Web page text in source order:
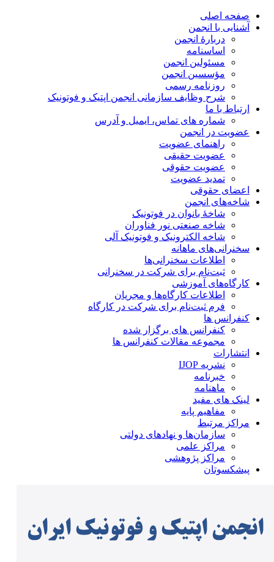
صفحه اصلی
آشنایی با انجمن
دربارۀ انجمن
اساسنامه
مسئولین انجمن
مؤسسین انجمن
روزنامه رسمی
شرح وظایف سازمانی انجمن اپتیک و فوتونیک
ارتباط با ما
شماره های تماس، ایمیل و آدرس
عضویت در انجمن
راهنمای عضویت
عضویت حقیقی
عضویت حقوقی
تمدید عضویت
اعضای حقوقی
شاخه‌های انجمن
شاخۀ بانوان در فوتونیک
شاخه صنعتی نور فناوران
شاخه‌ الکترونیک و فوتونیک آلی
سخنرانی‌های ماهانه
اطلاعات سخنرانی‌‌ها
ثبت‌نام برای شرکت در سخنرانی
کارگاه‌های آموزشی
اطلاعات کارگاه‌ها و مجریان
فرم ثبت‌نام برای شرکت در کارگاه
کنفرانس ها
کنفرانس های برگزار شده
مجموعه مقالات کنفرانس ها
انتشارات
نشریه IJOP
خبرنامه
ماهنامه
لینک های مفید
مفاهیم پایه
مراکز مرتبط
سازمان‌ها و نهادهای دولتی
مراکز علمی
مراکز پژوهشی
پیشکسوتان